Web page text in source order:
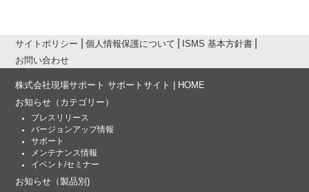
サイトポリシー 個人情報保護について
ISMS 基本方針書
お問い合わせ
株式会社現場サポート サポートサイト | HOME
お知らせ （カテゴリー）
プレスリリース
バージョンアップ情報
サポート
メンテナンス情報
イベント/セミナー
お知らせ （製品別)